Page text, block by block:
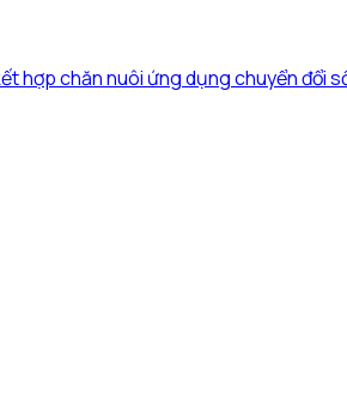
hợp chăn nuôi ứng dụng chuyển đổi